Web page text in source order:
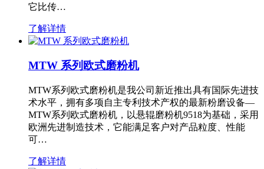
它比传…
了解详情
MTW 系列欧式磨粉机
MTW系列欧式磨粉机是我公司新近推出具有国际先进技
术水平，拥有多项自主专利技术产权的最新粉磨设备—
MTW系列欧式磨粉机，以悬辊磨粉机9518为基础，采用
欧洲先进制造技术，它能满足客户对产品粒度、性能
可…
了解详情